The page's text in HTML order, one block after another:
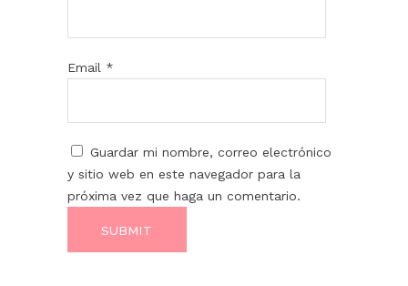
Email *
Guardar mi nombre, correo electrónico
y sitio web en este navegador para la
próxima vez que haga un comentario.